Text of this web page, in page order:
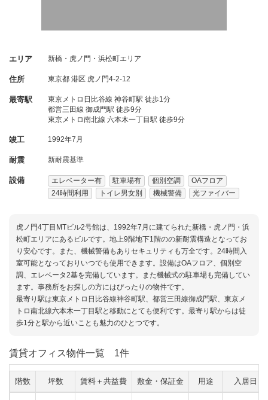
エリア 新橋・虎ノ門・浜松町エリア
住所 東京都 港区 虎ノ門4-2-12
最寄駅
東京メトロ日比谷線 神谷町駅 徒歩1分
都営三田線 御成門駅 徒歩9分
東京メトロ南北線 六本木一丁目駅 徒歩9分
竣工 1992年7月
耐震 新耐震基準
設備 エレベーター有 駐車場有 個別空調
OAフロア
24時間利用
トイレ男女別 機械警備 光ファイバー
虎ノ門4丁目MTビル2号館は、1992年7月に建てられた新橋・虎ノ門・浜
松町エリアにあるビルです。地上9階地下1階のの新耐震構造となってお
り安心です。また、機械警備もありセキュリティも万全です。24時間入
室可能となっておりいつでも使用できます。設備はOAフロア、個別空
調、エレベータ2基を完備しています。また機械式の駐車場も完備してい
ます。事務所をお探しの方にはぴったりの物件です。
最寄り駅は東京メトロ日比谷線神谷町駅、都営三田線御成門駅、東京メ
トロ南北線六本木一丁目駅と移動にとても便利です。最寄り駅からは徒
歩1分と駅から近いことも魅力のひとつです。
賃貸オフィス物件一覧 1件
階数 坪数 賃料＋共益費 敷金・保証金 用途 入居日